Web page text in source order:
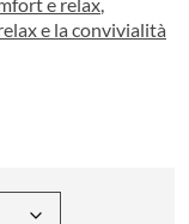
e relax,
e la convivialità